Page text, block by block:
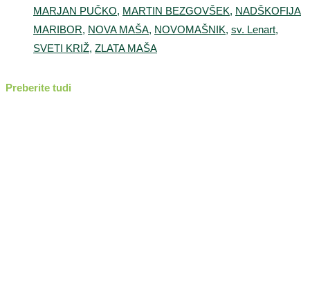
MARJAN PUČKO, MARTIN BEZGOVŠEK, NADŠKOFIJA
MARIBOR, NOVA MAŠA, NOVOMAŠNIK, sv. Lenart,
SVETI KRIŽ, ZLATA MAŠA
Preberite tudi